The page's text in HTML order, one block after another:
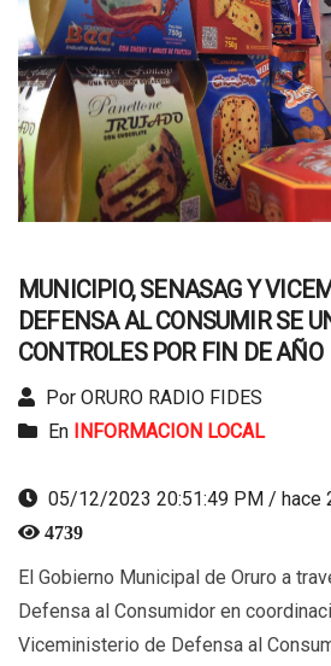
MUNICIPIO, SENASAG Y
DEFENSA AL CONSUMIR SE
CONTROLES POR FIN DE AÑO
Por ORURO RADIO FIDES
En INFORMACION LOCAL
05/12/2023 20:51:49 PM / hace
4739
El Gobierno Municipal de Oruro a
Defensa al Consumidor en
Viceministerio de Defensa al